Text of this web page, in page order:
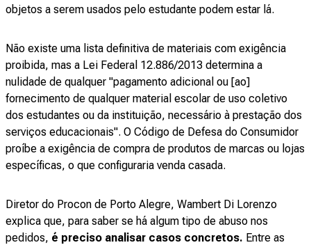
objetos a serem usados pelo estudante podem estar lá.
Não existe uma lista definitiva de materiais com exigência
proibida, mas a Lei Federal 12.886/2013 determina a
nulidade de qualquer "pagamento adicional ou [ao]
fornecimento de qualquer material escolar de uso coletivo
dos estudantes ou da instituição, necessário à prestação dos
serviços educacionais". O Código de Defesa do Consumidor
proíbe a exigência de compra de produtos de marcas ou lojas
específicas, o que configuraria venda casada.
Diretor do Procon de Porto Alegre, Wambert Di Lorenzo
explica que, para saber se há algum tipo de abuso nos
pedidos, é preciso analisar casos concretos. Entre as